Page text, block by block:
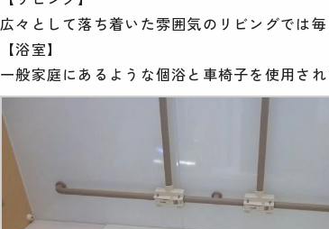
広々として落ち着いた雰囲気のリビングでは
【浴室】
一般家庭にあるような個浴と車椅子を使用さ